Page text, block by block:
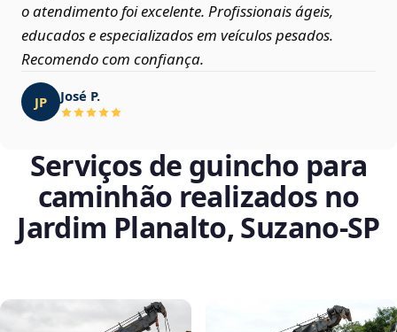
o atendimento foi excelente. Profissionais ágeis,
educados e especializados em veículos pesados.
Recomendo com confiança.
JP José P.
Serviços de guincho para
caminhão realizados no
Jardim Planalto, Suzano‑SP